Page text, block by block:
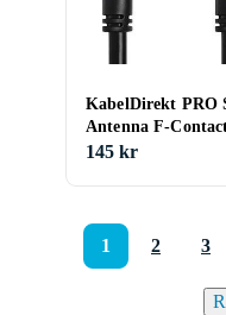
KabelDirekt PRO
Antenna F-
145 kr
1 2 3